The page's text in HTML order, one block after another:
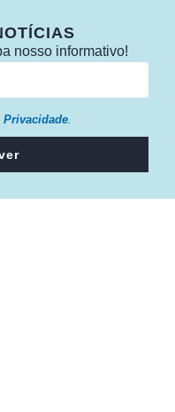
nosso informativo!
.